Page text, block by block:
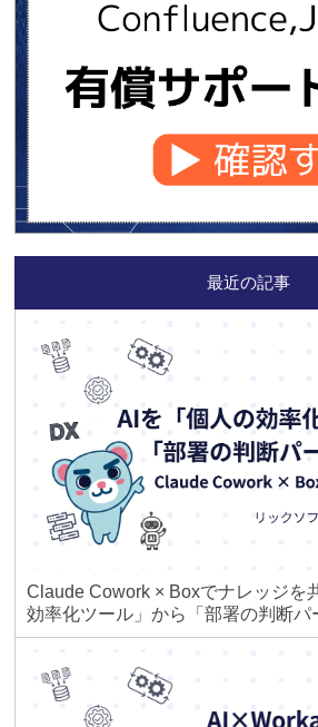
最近の記事
Claude Cowork × Boxでナレッジを
効率化ツール」から「部署の判断パ